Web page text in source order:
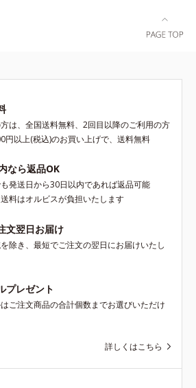
出液、スイカズラエキス配合＝角層
のすみずみまで水分・油分を保ち、
果的な
ニン
スを防
ルビス
と*4 う
・ツヤ
成分*8
リと透
成分*9
イカズラ
まで水
を与え
各商品
ご覧く
、こち
がおきないというわけではありませ
ん*3 すべての人にコメド（ニキビ
は、全国送料無料、2回目以降のご利用の方
円以上(税込)のお買い上げで、送料無料
なら返品OK
発送日から30日以内であれば返品可能
料はオルビスが負担いたします
文翌日お届け
除き、最短でご注文の翌日にお届けいたし
プレゼント
ご注文商品の合計個数までお選びいただけ
詳しくはこちら